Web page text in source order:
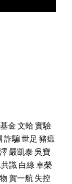
金文蛤實驗
詐騙世足 豬瘟
嚴凱泰吳寶
識白綠卓榮
賀一航失控